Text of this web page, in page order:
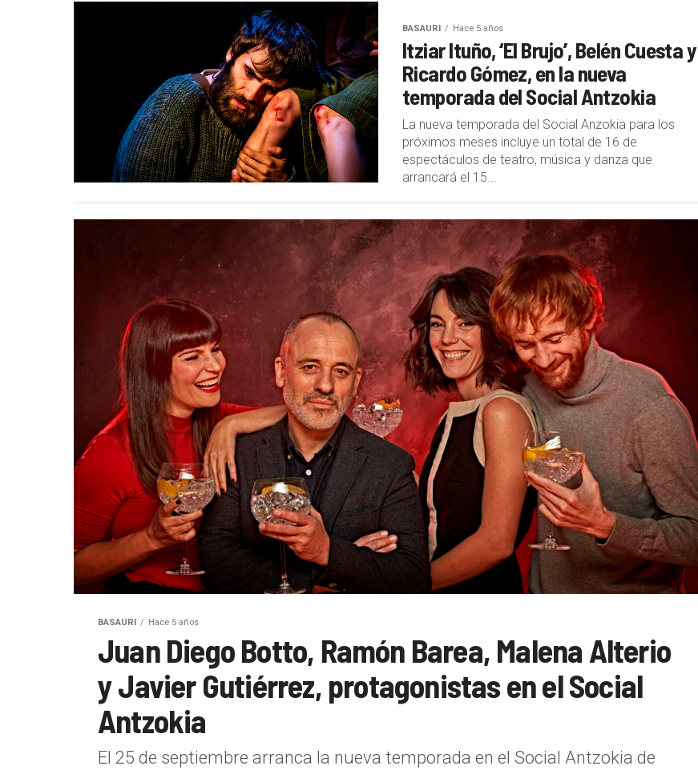
BASAURI Hace 5 años
Itziar Ituño, ‘El Brujo’, Belén Cuesta y
Ricardo Gómez, en la nueva
temporada del Social Antzokia
La nueva temporada del Social Anzokia para los
próximos meses incluye un total de 16 de
espectáculos de teatro, música y danza que
arrancará el 15...
BASAURI Hace 5 años
Juan Diego Botto, Ramón Barea, Malena Alterio
y Javier Gutiérrez, protagonistas en el Social
Antzokia
El 25 de septiembre arranca la nueva temporada en el Social Antzokia de